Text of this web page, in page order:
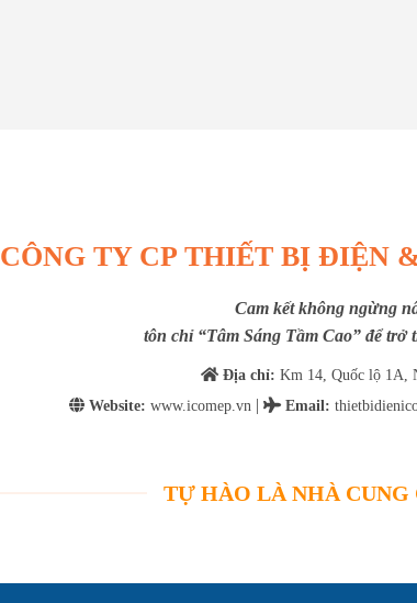
CÔNG TY CP THIẾT BỊ ĐIỆN
Cam kết không ngừng
tôn chỉ “Tâm Sáng Tầm Cao” để
Địa chỉ: Km 14, Quốc lộ 1A,
Website: www.icomep.vn | Email:
TỰ HÀO LÀ NHÀ